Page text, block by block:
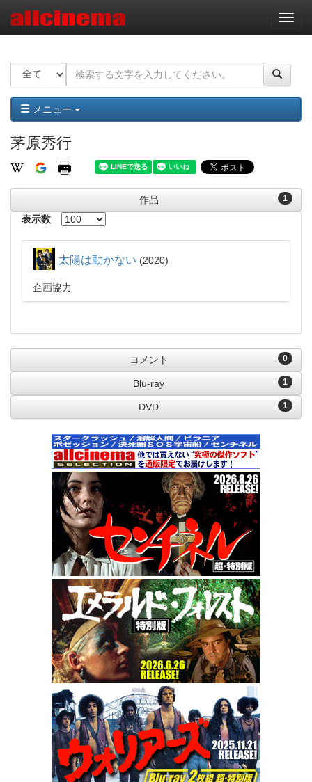
ナ
ビ
ー
ョ
ン
メニュー
茅原秀行
1
作品
表示数
太陽は動かない 2020
企画協力
0
コメント
1
Blu-ray
1
DVD